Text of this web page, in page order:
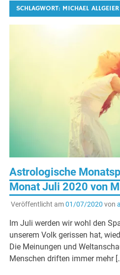
SCHLAGWORT: MICHAEL ALLGEIER
Astrologische
Monat Juli 2020 von
Veröffentlicht am01/07/2020 von
Im Juli werden wir wohl den
unserem Volk gerissen hat,
Die Meinungen und
Menschen driften immer mehr